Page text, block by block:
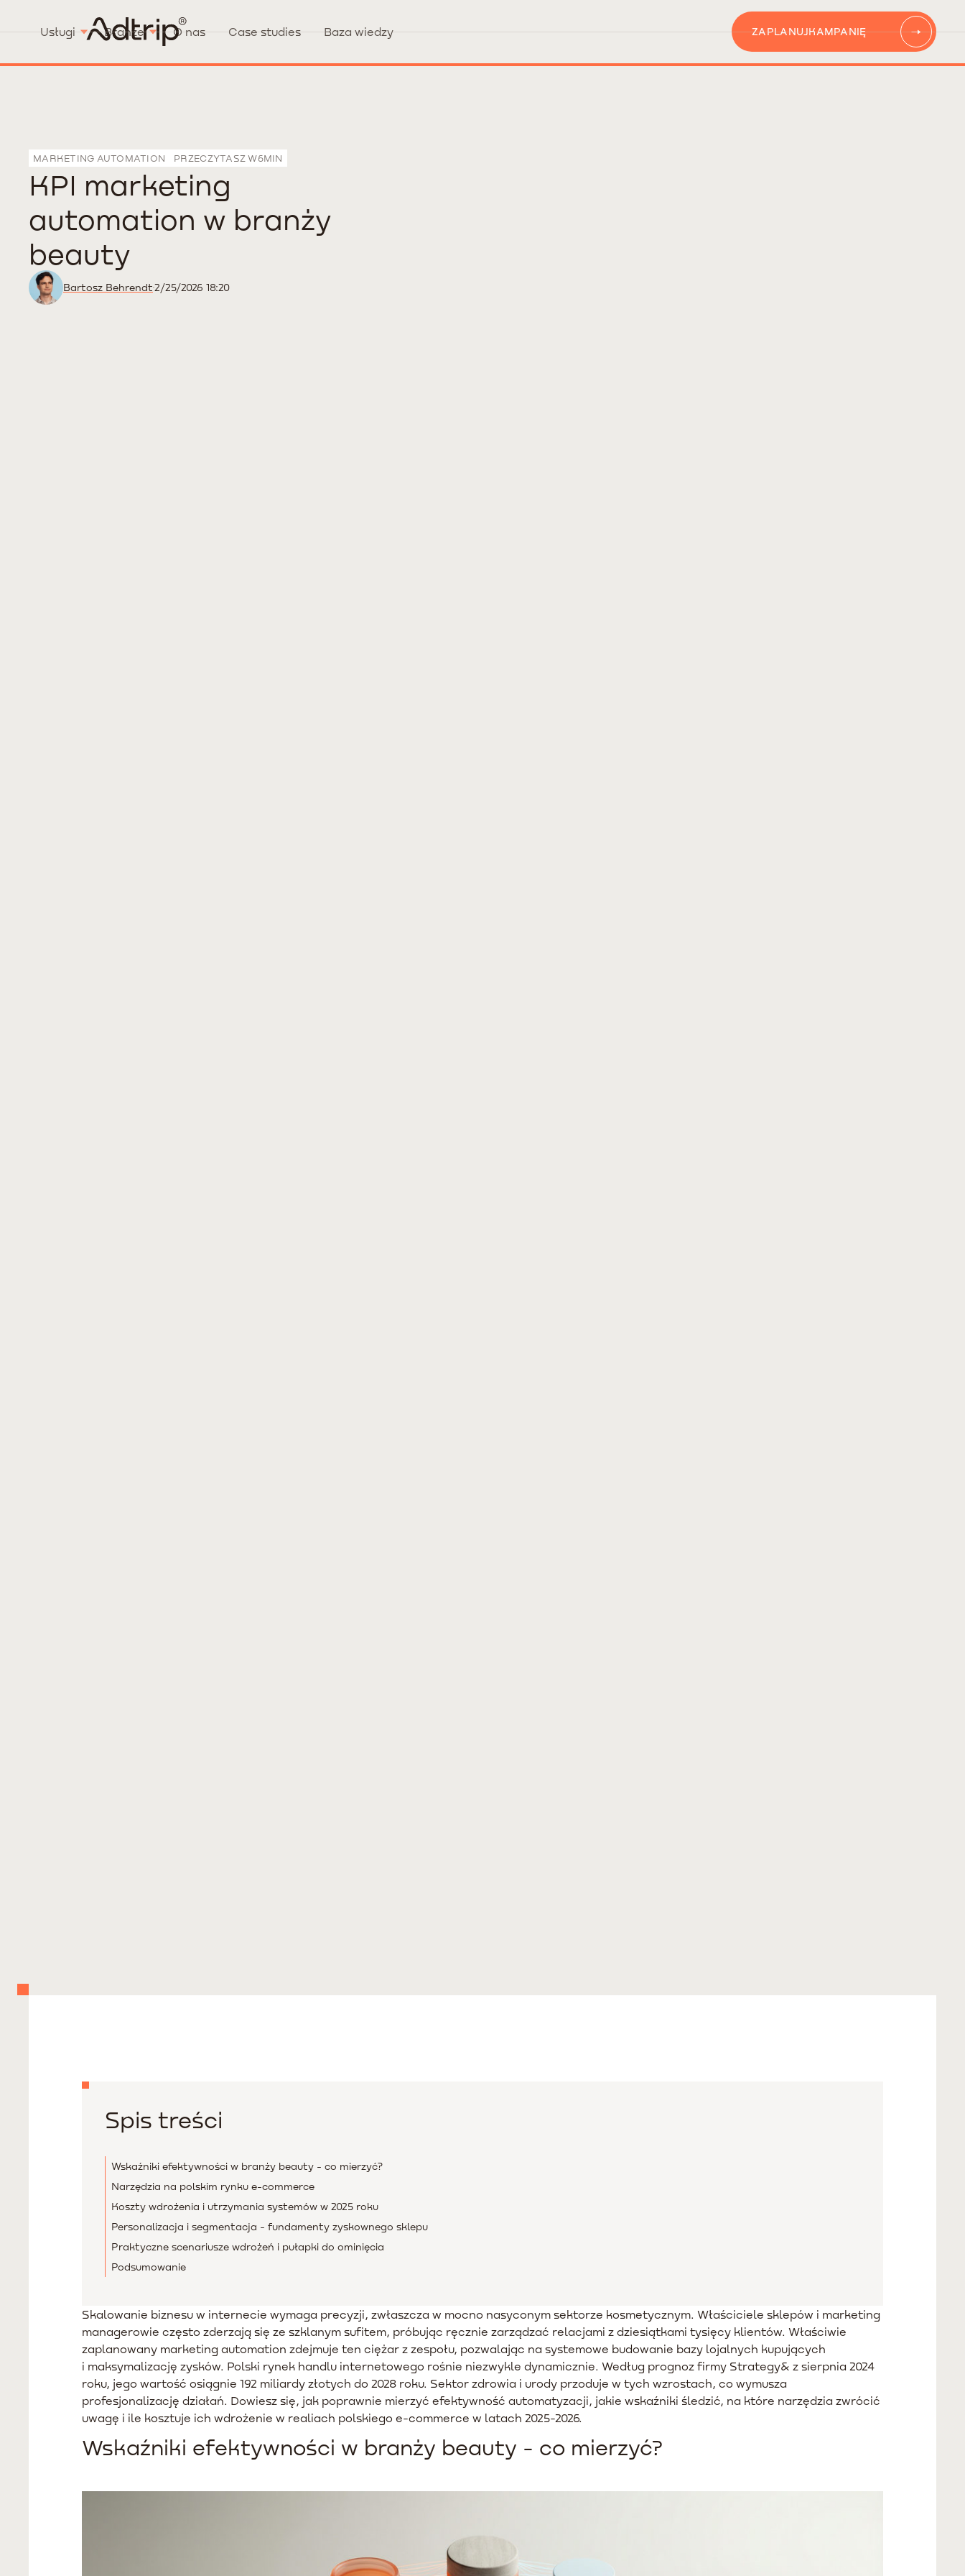
Usługi Branże O nas Case studies Baza wiedzy ZAPLANUJKAMPANIĘ
MARKETING AUTOMATION PRZECZYTASZ W6MIN
KPI marketing
automation w branży
beauty
Bartosz Behrendt2/25/2026 18:20
Spis treści
Wskaźniki efektywności w branży beauty - co mierzyć?
Narzędzia na polskim rynku e-commerce
Koszty wdrożenia i utrzymania systemów w 2025 roku
Personalizacja i segmentacja - fundamenty zyskownego sklepu
Praktyczne scenariusze wdrożeń i pułapki do ominięcia
Podsumowanie
Skalowanie biznesu w internecie wymaga precyzji, zwłaszcza w mocno nasyconym sektorze kosmetycznym. Właściciele sklepów i marketing
managerowie często zderzają się ze szklanym sufitem, próbując ręcznie zarządzać relacjami z dziesiątkami tysięcy klientów. Właściwie
zaplanowany marketing automation zdejmuje ten ciężar z zespołu, pozwalając na systemowe budowanie bazy lojalnych kupujących
i maksymalizację zysków. Polski rynek handlu internetowego rośnie niezwykle dynamicznie. Według prognoz firmy Strategy& z sierpnia 2024
roku, jego wartość osiągnie 192 miliardy złotych do 2028 roku. Sektor zdrowia i urody przoduje w tych wzrostach, co wymusza
profesjonalizację działań. Dowiesz się, jak poprawnie mierzyć efektywność automatyzacji, jakie wskaźniki śledzić, na które narzędzia zwrócić
uwagę i ile kosztuje ich wdrożenie w realiach polskiego e-commerce w latach 2025-2026.
Wskaźniki efektywności w branży beauty - co mierzyć?